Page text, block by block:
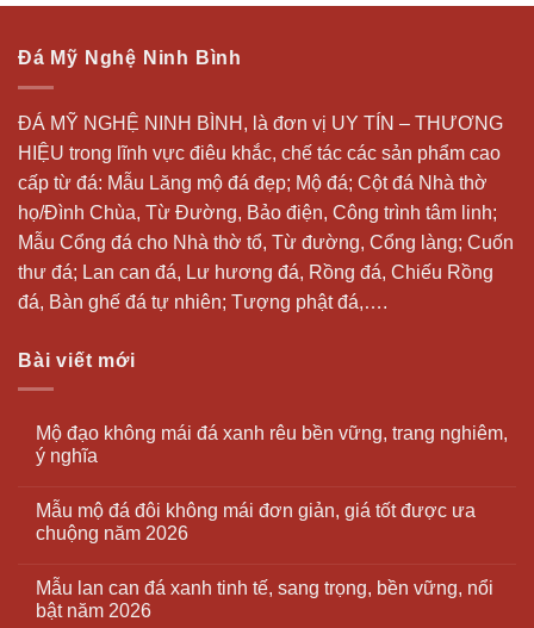
Đá Mỹ Nghệ Ninh Bình
ĐÁ MỸ NGHỆ NINH BÌNH, là đơn vị UY TÍN – THƯƠNG
HIỆU trong lĩnh vực điêu khắc, chế tác các sản phẩm cao
cấp từ đá: Mẫu Lăng mộ đá đẹp; Mộ đá; Cột đá Nhà thờ
họ/Đình Chùa, Từ Đường, Bảo điện, Công trình tâm linh;
Mẫu Cổng đá cho Nhà thờ tổ, Từ đường, Cổng làng; Cuốn
thư đá; Lan can đá, Lư hương đá, Rồng đá, Chiếu Rồng
đá, Bàn ghế đá tự nhiên; Tượng phật đá,….
Bài viết mới
Mộ đạo không mái đá xanh rêu bền vững, trang nghiêm,
ý nghĩa
Mẫu mộ đá đôi không mái đơn giản, giá tốt được ưa
chuộng năm 2026
Mẫu lan can đá xanh tinh tế, sang trọng, bền vững, nổi
bật năm 2026